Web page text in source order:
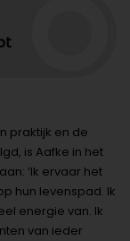
praktijk en de
is Aafke in het
‘Ik ervaar het
hun levenspad. Ik
energie van. Ik
van ieder